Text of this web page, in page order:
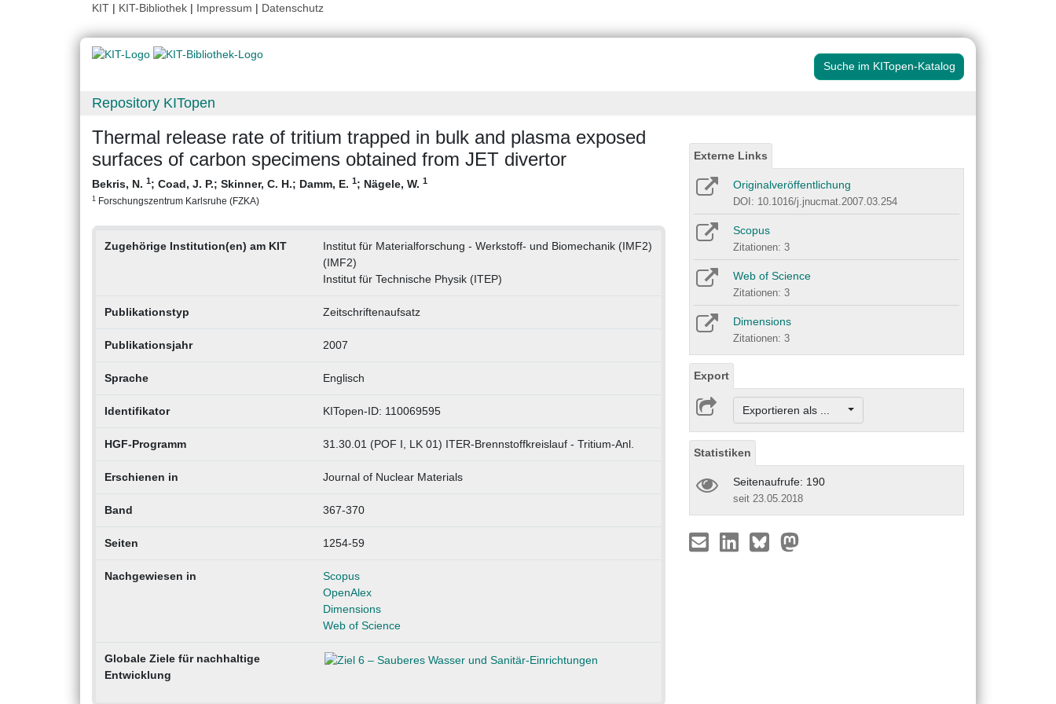
KIT | KIT-Bibliothek | Impressum | Datenschutz
Suche im KITopen-Katalog
Repository KITopen
Thermal release rate of tritium trapped in bulk and plasma exposed
surfaces of carbon specimens obtained from JET divertor
Bekris, N. 1; Coad, J. P.; Skinner, C. H.; Damm, E. 1; Nägele, W. 1
1 Forschungszentrum Karlsruhe (FZKA)
Zugehörige Institution(en) am KIT
Institut für Materialforschung - Werkstoff- und Biomechanik (IMF2)
(IMF2)
Institut für Technische Physik (ITEP)
Publikationstyp Zeitschriftenaufsatz
Publikationsjahr 2007
Sprache Englisch
Identifikator KITopen-ID: 110069595
HGF-Programm 31.30.01 (POF I, LK 01) ITER-Brennstoffkreislauf - Tritium-Anl.
Erschienen in Journal of Nuclear Materials
Band 367-370
Seiten 1254-59
Nachgewiesen in
Scopus
OpenAlex
Dimensions
Web of Science
Globale Ziele für nachhaltige
Entwicklung
Externe Links
Originalveröffentlichung
DOI: 10.1016/j.jnucmat.2007.03.254
Scopus
Zitationen: 3
Web of Science
Zitationen: 3
Dimensions
Zitationen: 3
Export
Exportieren als ...
Statistiken
Seitenaufrufe: 190
seit 23.05.2018